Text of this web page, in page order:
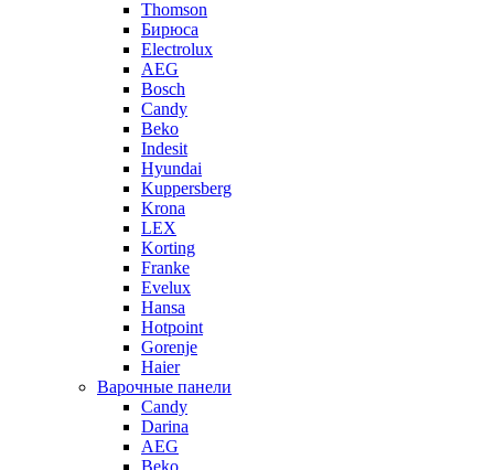
Thomson
Бирюса
Electrolux
AEG
Bosch
Candy
Beko
Indesit
Hyundai
Kuppersberg
Krona
LEX
Korting
Franke
Evelux
Hansa
Hotpoint
Gorenje
Haier
Варочные панели
Candy
Darina
AEG